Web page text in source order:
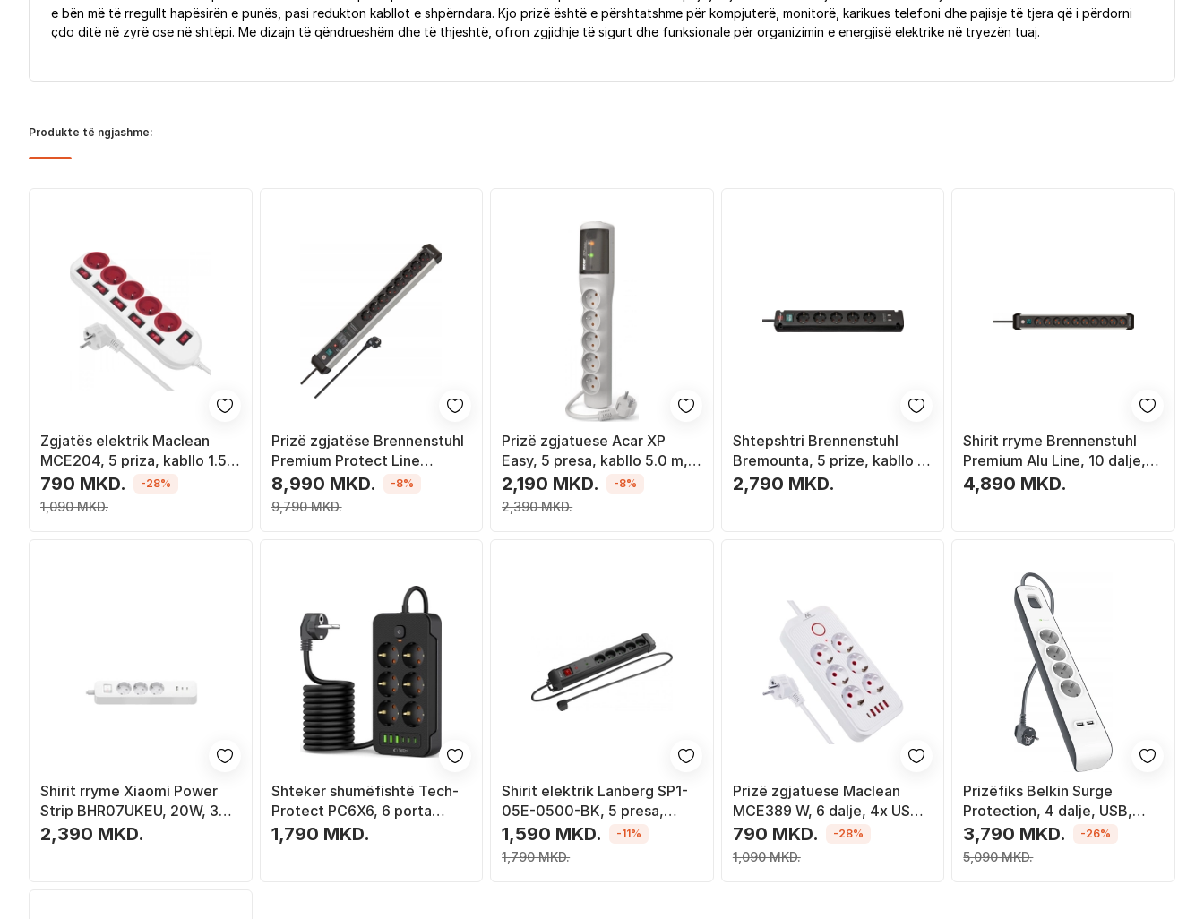
e bën më të rregullt hapësirën e punës, pasi redukton kabllot e shpërndara. Kjo prizë është e përshtatshme për kompjuterë, monitorë, karikues telefoni dhe pajisje të tjera që i përdorni
çdo ditë në zyrë ose në shtëpi. Me dizajn të qëndrueshëm dhe të thjeshtë, ofron zgjidhje të sigurt dhe funksionale për organizimin e energjisë elektrike në tryezën tuaj.
Produkte të ngjashme:
Zgjatës elektrik Maclean
MCE204, 5 priza, kabllo 1.5
m, i bardhë
790 MKD.
1,090 MKD.
-28%
Prizë zgjatëse Brennenstuhl
Premium Protect Line
1391010800, 8 dalje, 3 m, e
zezë
8,990 MKD.
9,790 MKD.
-8%
Prizë zgjatuese Acar XP
Easy, 5 presa, kabllo 5.0 m,
gri
2,190 MKD.
2,390 MKD.
-8%
Shtepshtri Brennenstuhl
Bremounta, 5 prize, kabllo 3
m, 2x USB, e zezë
2,790 MKD.
Shirit rryme Brennenstuhl
Premium Alu Line, 10 dalje,
3m, i zi argjendtë
4,890 MKD.
Shirit rryme Xiaomi Power
Strip BHR07UKEU, 20W, 3
porta 2C1A, i bardhë
2,390 MKD.
Shteker shumëfishtë Tech-
Protect PC6X6, 6 porta
240V, 3x USB A 3x USB C,
1,790 MKD.
Shirit elektrik Lanberg SP1-
05E-0500-BK, 5 presa,
kabllo 5 m, i zi
1,590 MKD.
1,790 MKD.
-11%
Prizë zgjatuese Maclean
MCE389 W, 6 dalje, 4x USB
1x USB C, 1.5 m, e bardhë
790 MKD.
1,090 MKD.
-28%
Prizëfiks Belkin Surge
Protection, 4 dalje, USB,
kabllo 2m, e bardhë
3,790 MKD.
5,090 MKD.
-26%